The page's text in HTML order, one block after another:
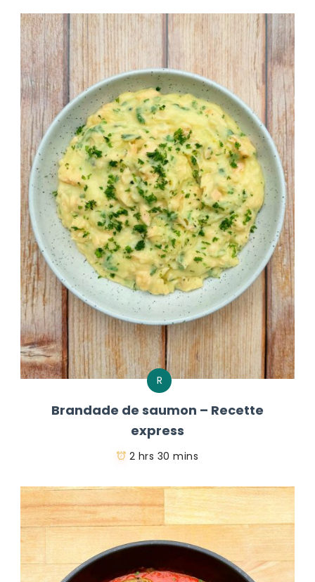
R
Brandade de saumon – Recette
express
2 hrs 30 mins